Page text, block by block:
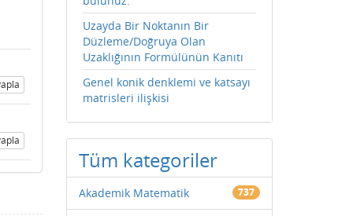
Uzayda Bir Noktanın Bir
Düzleme/Doğruya Olan
Uzaklığının Formülünün Kanıtı
Genel konik denklemi ve katsayı
matrisleri ilişkisi
Tüm kategoriler
Akademik Matematik 737